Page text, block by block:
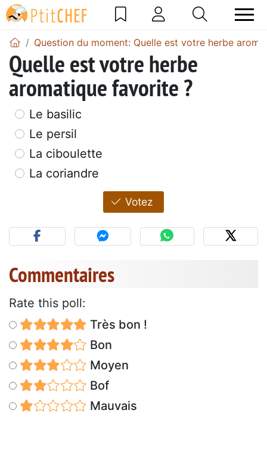
Question du moment: Quelle est votre herbe
Quelle est votre herbe
aromatique favorite ?
Le basilic
Le persil
La ciboulette
La coriandre
Votez
Commentaires
Rate this poll:
Très bon !
Bon
Moyen
Bof
Mauvais